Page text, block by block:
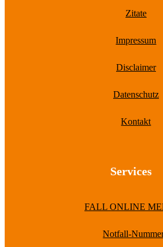
Zitate
Impressum
Disclaimer
Datenschutz
Kontakt
Services
FALL ONLINE
Notfall-